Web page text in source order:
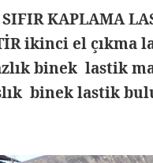
KAPLAMA
ikinci el çıkma
binek lastik
binek lastik